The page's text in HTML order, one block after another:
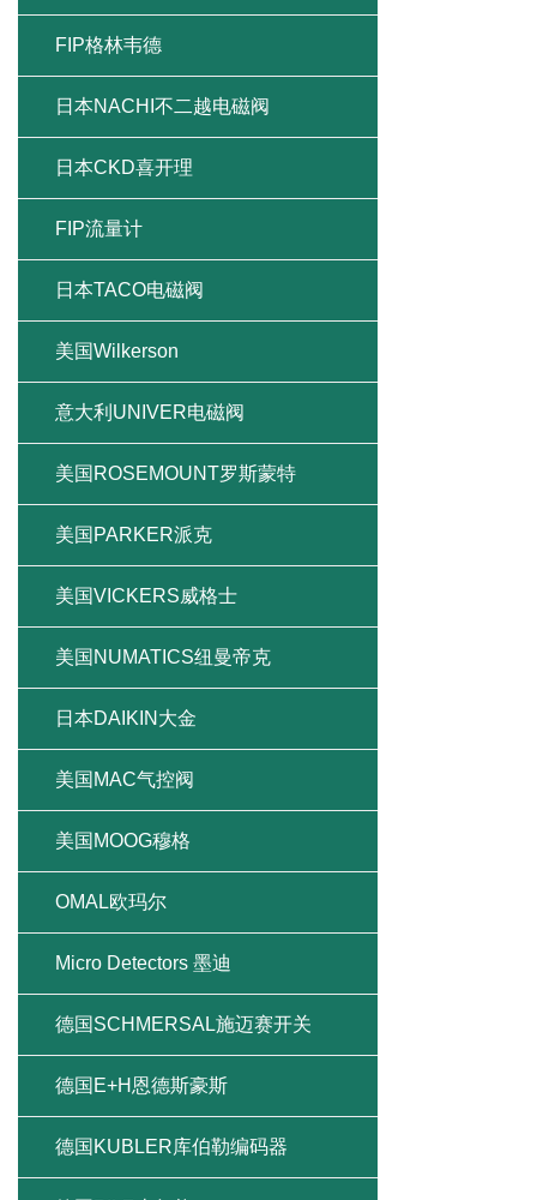
FIP格林韦德
日本NACHI不二越电磁阀
日本CKD喜开理
FIP流量计
日本TACO电磁阀
美国Wilkerson
意大利UNIVER电磁阀
美国ROSEMOUNT罗斯蒙特
美国PARKER派克
美国VICKERS威格士
美国NUMATICS纽曼帝克
日本DAIKIN大金
美国MAC气控阀
美国MOOG穆格
OMAL欧玛尔
Micro Detectors 墨迪
德国SCHMERSAL施迈赛开关
德国E+H恩德斯豪斯
德国KUBLER库伯勒编码器